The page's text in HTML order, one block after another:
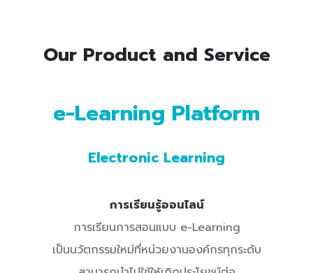
Our Pro​duct and Service
e-Learning Platform
Electronic Learning
การเรียนรู้ออนไลน์
การเรียนการสอนแบบ e-Learning
เป็นนวัตกรรมใหม่ที่หน่วยงานองค์กรทุกระดับ